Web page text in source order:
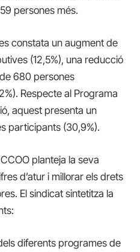
persones més.
constata un augment de
(12,5%), una reducció
680 persones
Respecte al Programa
aquest presenta un
participants (30,9%).
planteja la seva
d’atur i millorar els drets
El sindicat sintetitza la
diferents programes de